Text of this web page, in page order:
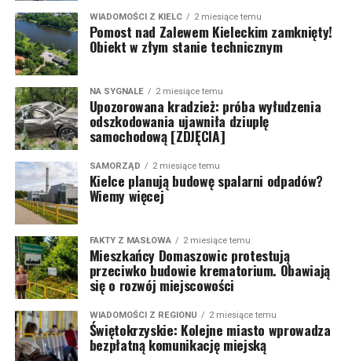
WIADOMOŚCI Z KIELC 2 miesiące temu
Pomost nad Zalewem Kieleckim zamknięty!
Obiekt w złym stanie technicznym
NA SYGNALE 2 miesiące temu
Upozorowana kradzież: próba wyłudzenia
odszkodowania ujawniła dziuplę
samochodową [ZDJĘCIA]
SAMORZĄD 2 miesiące temu
Kielce planują budowę spalarni odpadów?
Wiemy więcej
FAKTY Z MASŁOWA 2 miesiące temu
Mieszkańcy Domaszowic protestują
przeciwko budowie krematorium. Obawiają
się o rozwój miejscowości
WIADOMOŚCI Z REGIONU 2 miesiące temu
Świętokrzyskie: Kolejne miasto wprowadza
bezpłatną komunikację miejską